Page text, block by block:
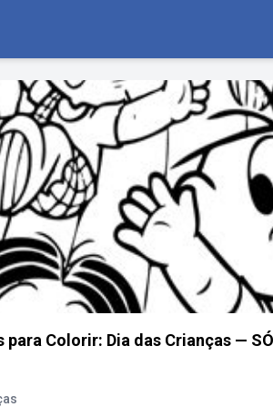
para Colorir: Dia das Crianças —